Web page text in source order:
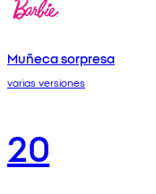
Muñeca sorpresa
varias versiones
20